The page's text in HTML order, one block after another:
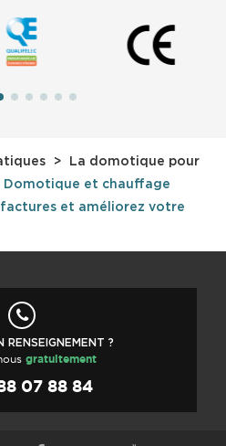
La domotique pour
Domotique et chauffage
et améliorez votre
RENSEIGNEMENT ?
gratuitement
07 88 84